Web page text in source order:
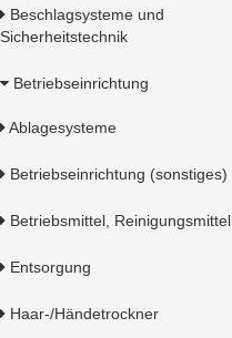
Beschlagsysteme und
Sicherheitstechnik
Betriebseinrichtung
Ablagesysteme
Betriebseinrichtung (sonstiges)
Betriebsmittel, Reinigungsmittel
Entsorgung
Haar-/Händetrockner